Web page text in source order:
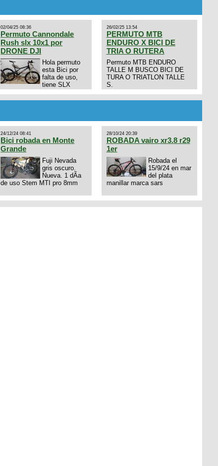
02/04/25 08:36
Permuto Cannondale
Rush slx 10x1 por
DRONE DJI
Hola permuto
esta Bici por
falta de uso,
tiene SLX
Horquilla Axon tope de gama
por drone de la marca Dji, les
interesa 3434568861 saludos
26/02/25 13:54
PERMUTO MTB
ENDURO X BICI DE
TRIA O RUTERA
Permuto MTB ENDURO
TALLE M BUSCO BICI DE
TURA O TRIATLON TALLE
S.
24/12/24 08:41
Bici robada en Monte
Grande
Fuji Nevada
gris oscuro.
Nueva. 1 dÃ­a
de uso Stem MTI pro 8mm
28/10/24 20:39
ROBADA vairo xr3.8 r29
1er
Robada el
15/9/24 en mar
del plata
manillar marca sars